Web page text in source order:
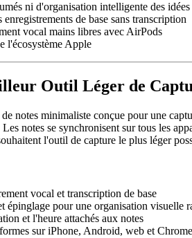
ni d'organisation intelligente des idées
de base sans transcription
vocal mains libres avec AirPods
l'écosystème Apple
Outil Léger de
notes minimaliste conçue pour une
notes se synchronisent sur tous les
l'outil de capture le plus léger
vocal et transcription de base
épinglage pour une organisation visuelle
et l'heure attachés aux notes
sur iPhone, Android, web et Chrome